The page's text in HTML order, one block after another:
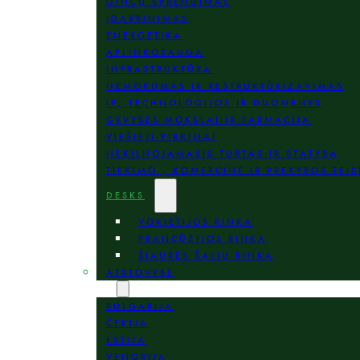
ĮDARBINIMAS
ENERGETIKA
APLINKOSAUGA
INFRASTRUKTŪRA
NEMOKUMAS IR RESTRUKTŪRIZAVIMAS
IP, TECHNOLOGIJOS IR DUOMENYS
GYVYBĖS MOKSLAI IR FARMACIJA
VIEŠIEJI PIRKIMAI
NEKILNOJAMASIS TURTAS IR STATYBA
TIEKIMO , KOMERCINĖ IR PREKYBOS
DESKS
VOKIETIJOS RINKA
PRANCŪZIJOS RINKA
ŠIAURĖS ŠALIŲ RINKA
ATSTOVYBĖ
BULGARIJA
ČEKIJA
ESTIJA
VENGRIJA